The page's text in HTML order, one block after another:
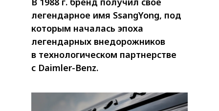
легендарное имя SsangYong, под
которым началась эпоха
легендарных внедорожников
в технологическом партнерстве
с Daimler-Benz.